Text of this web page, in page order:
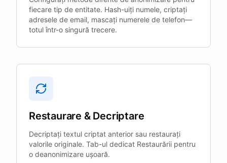
fiecare tip de entitate. Hash-uiți numele, criptați
adresele de email, mascați numerele de telefon—
totul într-o singură trecere.
Restaurare & Decriptare
Decriptați textul criptat anterior sau restaurați
valorile originale. Tab-ul dedicat Restaurării pentru
o deanonimizare ușoară.